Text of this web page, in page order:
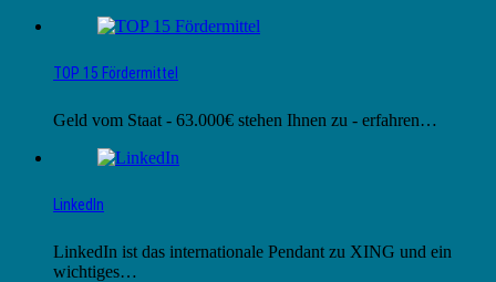
TOP 15 Fördermittel
Geld vom Staat - 63.000€ stehen Ihnen zu - erfahren…
LinkedIn
LinkedIn ist das internationale Pendant zu XING und ein
wichtiges…